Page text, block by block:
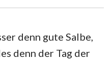
Nehemia
Hiob
Sprüche
denn gute Salbe,
denn der Tag der